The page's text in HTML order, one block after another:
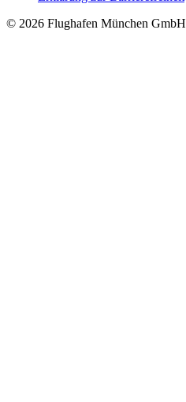
© 2026 Flughafen München GmbH